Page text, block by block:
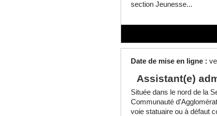
section Jeunesse...
Date de mise en ligne :
Assistant(e)
Située dans le nord de la
Communauté
voie statuaire ou à défaut